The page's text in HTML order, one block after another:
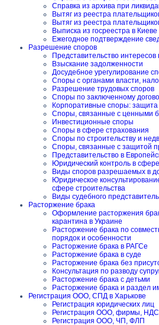
Справка из архива при
Вытяг из реестра
Вытяг из реестра
Выписка из госреестра в Киеве
Ежегодное подтверждение
Разрешение споров
Представительство интересов
Взыскание задолженности
Досудебное урегулирование
Споры с органами власти,
Разрешение трудовых споров
Споры по заключенному
Корпоративные споры: защита
Споры, связанные с ценными
Инвестиционные споры
Споры в сфере страхования
Споры по строительству и
Споры, связанные с защитой
Представительство в
Юридический контроль в
Виды споров разрешаемых в
Юридическое
сфере строительства
Виды судебного
Расторжение брака
Оформление расторжения
карантина в Украине
Расторжение брака по
порядок и особенности
Расторжение брака в РАГСе
Расторжение брака в суде
Расторжение брака без
Консультация по разводу
Расторжение брака с детьми
Расторжение брака и раздел
Регистрация ООО, СПД в Харькове
Регистрация юридических лиц
Регистрация ООО, фирмы, НДС
Регистрация ООО, ЧП, ФЛП